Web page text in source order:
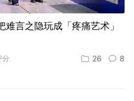
言之隐玩成「疼痛艺术」
分 26 8